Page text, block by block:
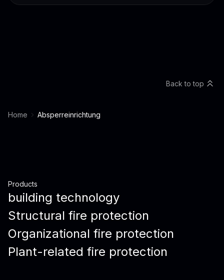
Home Absperreinrichtung
Back to top
Products
building technology
Structural fire protection
Organizational fire protection
Plant-related fire protection